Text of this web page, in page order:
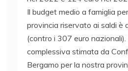
Il budget medio a famiglia
provincia riservato ai saldi è
(contro i 307 euro
complessiva stimata da
Bergamo per la nostra